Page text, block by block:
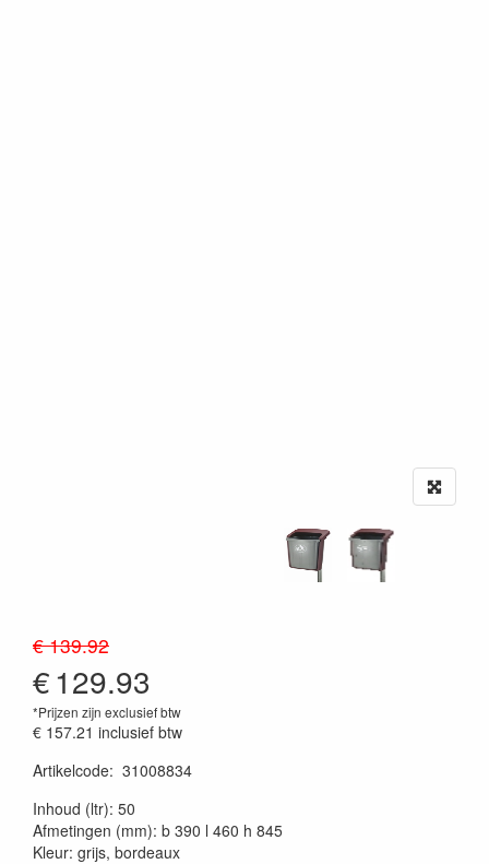
€ 139.92
€129.93
*Prijzen zijn exclusief btw
€ 157.21 inclusief btw
Artikelcode: 31008834
Inhoud (ltr): 50
Afmetingen (mm): b 390 l 460 h 845
Kleur: grijs, bordeaux